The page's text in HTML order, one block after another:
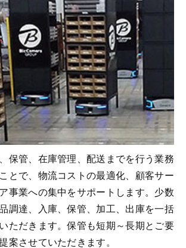
保管、在庫管理、配送までを行う業務
とで、物流コストの最適化、顧客サー
事業への集中をサポートします。少数
調達、入庫、保管、加工、出庫を一括
ただきます。保管も短期～長期とご要
案させていただきます。